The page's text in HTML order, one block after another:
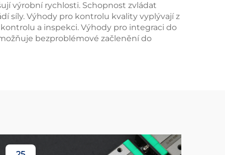
výrobní rychlosti. Schopnost zvládat
síly. Výhody pro kontrolu kvality vyplývají z
a inspekci. Výhody pro integraci do
bezproblémové začlenění do